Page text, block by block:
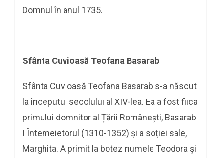
Domnul în anul 1735.
Sfânta Cuvioasă Teofana Basarab
Sfânta Cuvioasă Teofana Basarab s-a născut
la începutul secolului al XIV-lea. Ea a fost fiica
primului domnitor al Țării Românești, Basarab
I Întemeietorul (1310-1352) și a soției sale,
Marghita. A primit la botez numele Teodora și